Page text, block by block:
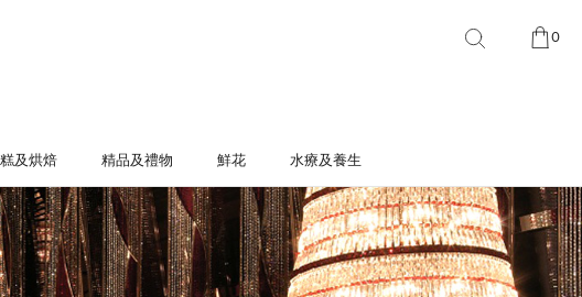
及烘焙 精品及禮物 鮮花 水療及養生
0